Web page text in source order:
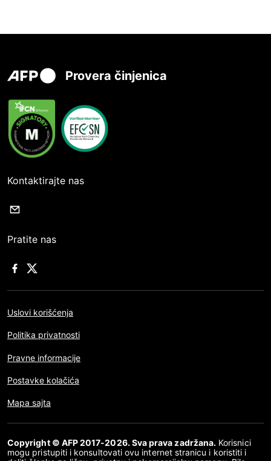
Provera činjenica
Kontaktirajte nas
Pratite nas
Uslovi korišćenja
Politika privatnosti
Pravne informacije
Postavke kolačića
Mapa sajta
Copyright © AFP 2017-2026. Sva prava zadržana. Korisnici
mogu pristupiti i konsultovati ovu internet stranicu i koristiti i